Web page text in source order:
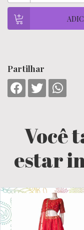
Partilhar
Você
estar